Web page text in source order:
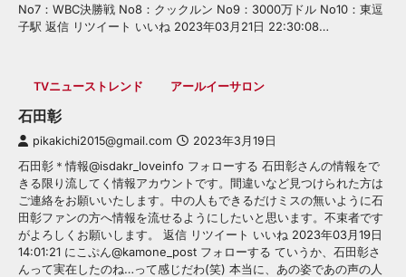
No7：WBC決勝戦 No8：クックルン No9：3000万ドル No10：東逗
子駅 返信 リツイート いいね 2023年03月21日 22:30:08…
TVニューストレンド アールイーサロン
石田彰
pikakichi2015@gmail.com 2023年3月19日
石田彰＊情報@isdakr_loveinfo フォローする 石田彰さんの情報をで
きる限り流してく情報アカウントです。間違いなど見つけられた方は
ご連絡をお願いいたします。中の人もできるだけミスの無いように石
田彰ファンの方へ情報を流せるようにしたいと思います。不束者です
がよろしくお願いします。 返信 リツイート いいね 2023年03月19日
14:01:21 にこぷん@kamone_post フォローする ていうか、石田彰さ
んって実在したのね…って感じだわ(笑) 本当に、あの姿であの声の人